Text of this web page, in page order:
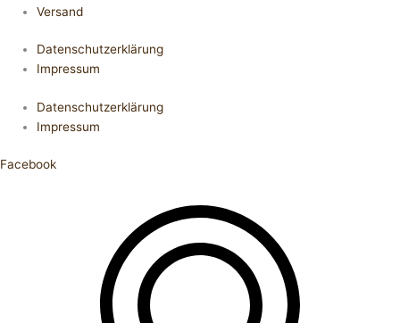
Versand
Datenschutzerklärung
Impressum
Datenschutzerklärung
Impressum
Facebook